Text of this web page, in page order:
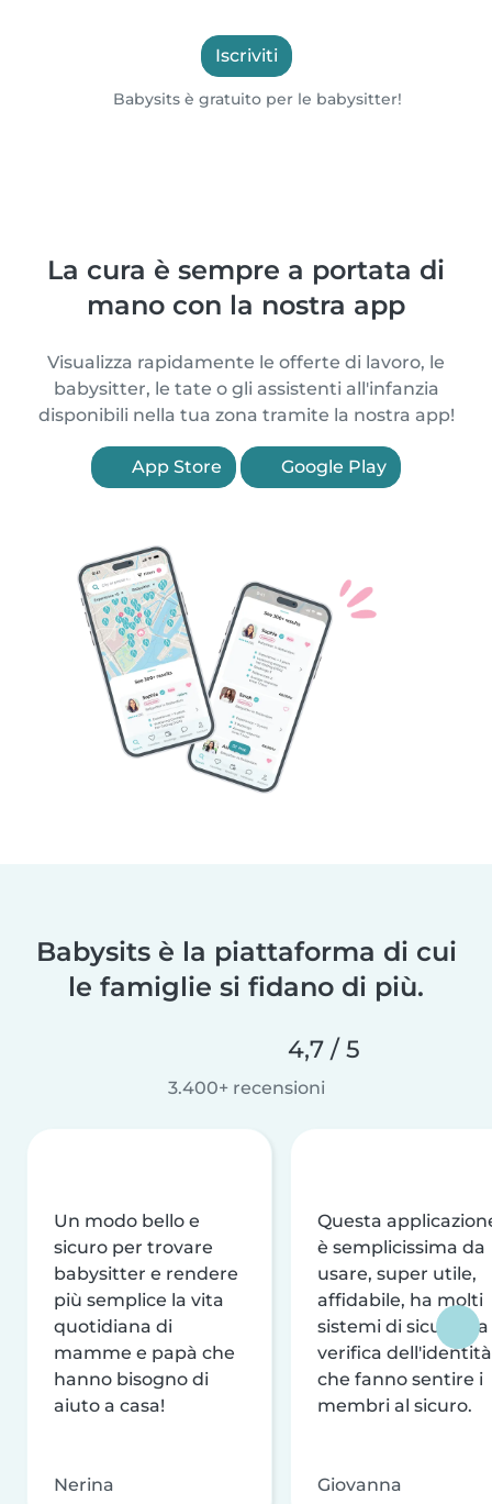
Iscriviti
Babysits è gratuito per le babysitter!
La cura è sempre a portata di
mano con la nostra app
Visualizza rapidamente le offerte di lavoro, le
babysitter, le tate o gli assistenti all'infanzia
disponibili nella tua zona tramite la nostra app!
App Store Google Play
Babysits è la piattaforma di cui
le famiglie si fidano di più.
4,7 / 5
3.400+ recensioni
Un modo bello e
sicuro per trovare
babysitter e rendere
più semplice la vita
quotidiana di
mamme e papà che
hanno bisogno di
aiuto a casa!
Nerina
Questa
è semplicissima da
usare, super utile,
affidabile, ha molti
sistemi di sicurezza
verifica dell'identità
che fanno sentire i
membri al sicuro.
Giovanna